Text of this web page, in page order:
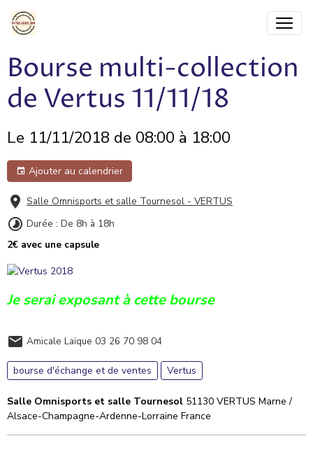
Bourse multi-collection
de Vertus 11/11/18
Le 11/11/2018 de 08:00 à 18:00
Ajouter au calendrier
Salle Omnisports et salle Tournesol - VERTUS
Durée : De 8h à 18h
2€ avec une capsule
Je serai exposant à cette bourse
Amicale Laïque 03 26 70 98 04
bourse d'échange et de ventes Vertus
Salle Omnisports et salle Tournesol 51130 VERTUS Marne /
Alsace-Champagne-Ardenne-Lorraine France